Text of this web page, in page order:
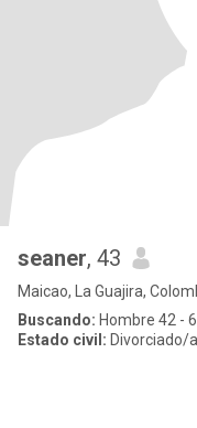
seaner, 43
Maicao, La Guajira,
Buscando: Hombre 42 -
Estado civil: Divorciado/a